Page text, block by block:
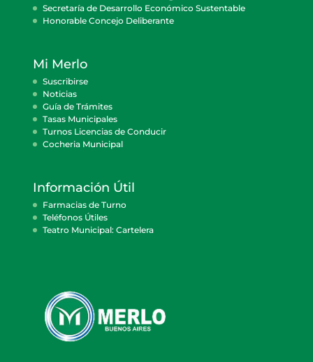
Secretaría de Desarrollo Económico Sustentable
Honorable Concejo Deliberante
Mi Merlo
Suscribirse
Noticias
Guía de Trámites
Tasas Municipales
Turnos Licencias de Conducir
Cocheria Municipal
Información Útil
Farmacias de Turno
Teléfonos Útiles
Teatro Municipal: Cartelera